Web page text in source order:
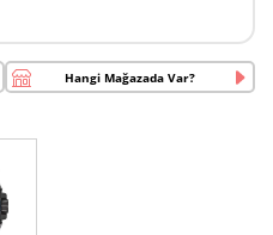
Hangi Mağazada Var?